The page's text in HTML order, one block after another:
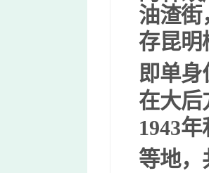
油渣街
存昆明
即单身
在大后
1943年
等地，